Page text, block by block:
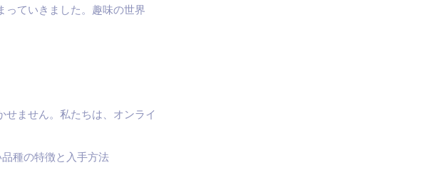
っていきました。趣味の世界
せません。私たちは、オンライ
種の特徴と入手方法